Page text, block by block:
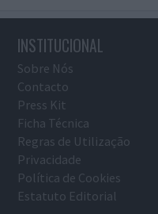
INSTITUCIONAL
Sobre Nós
Contacto
Press Kit
Ficha Técnica
Regras de Utilização
Privacidade
Política de Cookies
Estatuto Editorial